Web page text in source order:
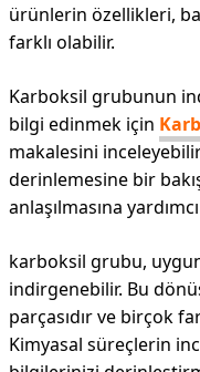
ürünlerin özellikleri,
farklı olabilir.
Karboksil grubunun
bilgi edinmek için
makalesini
derinlemesine bir
anlaşılmasına
karboksil grubu,
indirgenebilir. Bu
parçasıdır ve birçok
Kimyasal süreçlerin